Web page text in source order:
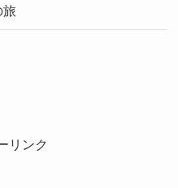
旅
リンク